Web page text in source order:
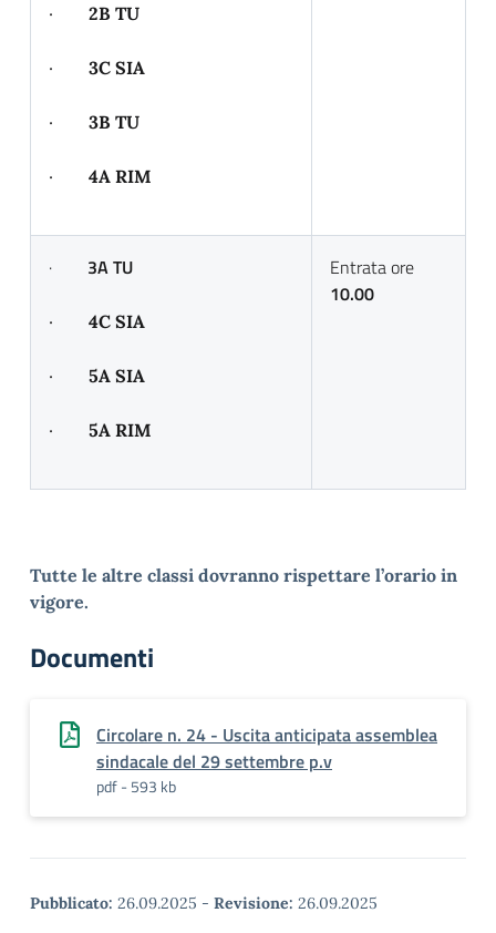
· 2B TU
· 3C SIA
· 3B TU
· 4A RIM
· 3A TU
· 4C SIA
· 5A SIA
· 5A RIM
Entrata ore
10.00
Tutte le altre classi dovranno rispettare l’orario in
vigore.
Documenti
Circolare n. 24 - Uscita anticipata assemblea
sindacale del 29 settembre p.v
pdf - 593 kb
Pubblicato: 26.09.2025 - Revisione: 26.09.2025